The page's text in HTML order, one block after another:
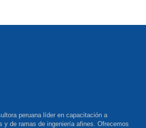
peruana líder en capacitación a
y de ramas de ingeniería afines. Ofrecemos